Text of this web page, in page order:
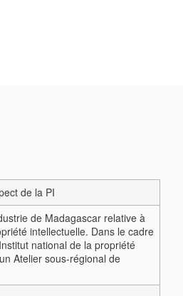
de la PI
de Madagascar relative à
intellectuelle. Dans le cadre
national de la propriété
Atelier sous-régional de